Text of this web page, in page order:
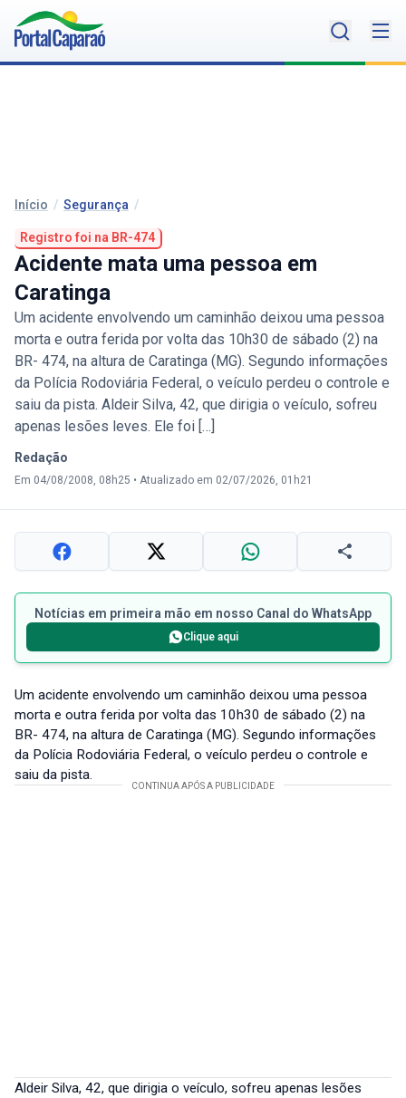
Início / Segurança /
Registro foi na BR-474
Acidente mata uma pessoa em
Caratinga
Um acidente envolvendo um caminhão deixou uma pessoa
morta e outra ferida por volta das 10h30 de sábado (2) na
BR- 474, na altura de Caratinga (MG). Segundo informações
da Polícia Rodoviária Federal, o veículo perdeu o controle e
saiu da pista. Aldeir Silva, 42, que dirigia o veículo, sofreu
apenas lesões leves. Ele foi […]
Redação
Em 04/08/2008, 08h25 • Atualizado em 02/07/2026, 01h21
Notícias em primeira mão em nosso Canal do WhatsApp
Clique aqui
Um acidente envolvendo um caminhão deixou uma pessoa
morta e outra ferida por volta das 10h30 de sábado (2) na
BR- 474, na altura de Caratinga (MG). Segundo informações
da Polícia Rodoviária Federal, o veículo perdeu o controle e
saiu da pista.
Aldeir Silva, 42, que dirigia o veículo, sofreu apenas lesões